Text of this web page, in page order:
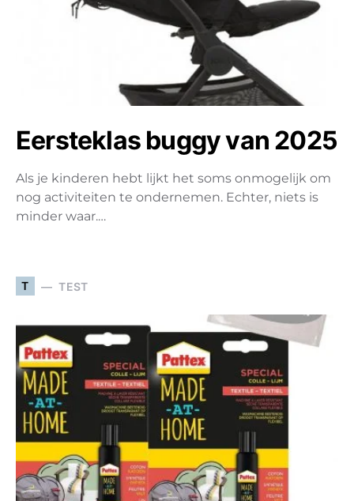
Eersteklas buggy van 2025
Als je kinderen hebt lijkt het soms onmogelijk om
nog activiteiten te ondernemen. Echter, niets is
minder waar.…
T TEST